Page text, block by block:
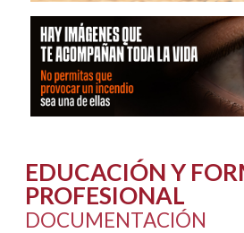
EDUCACIÓN Y
PROFESIONAL
DOCUMENTACIÓN